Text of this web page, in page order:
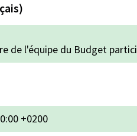
de l'équipe du Budget
+0200